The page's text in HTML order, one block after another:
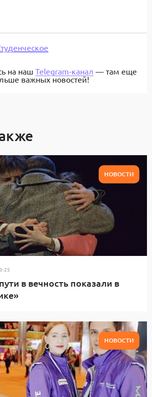
на наш Telegram-канал — там еще
важных новостей!
НОВОСТИ
в вечность показали в
НОВОСТИ